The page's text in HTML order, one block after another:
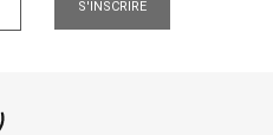
S'INSCRIRE